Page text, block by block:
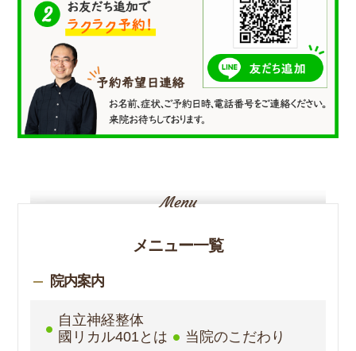
メニュー一覧
院内案内
自立神経整体
國リカル401とは
当院のこだわり